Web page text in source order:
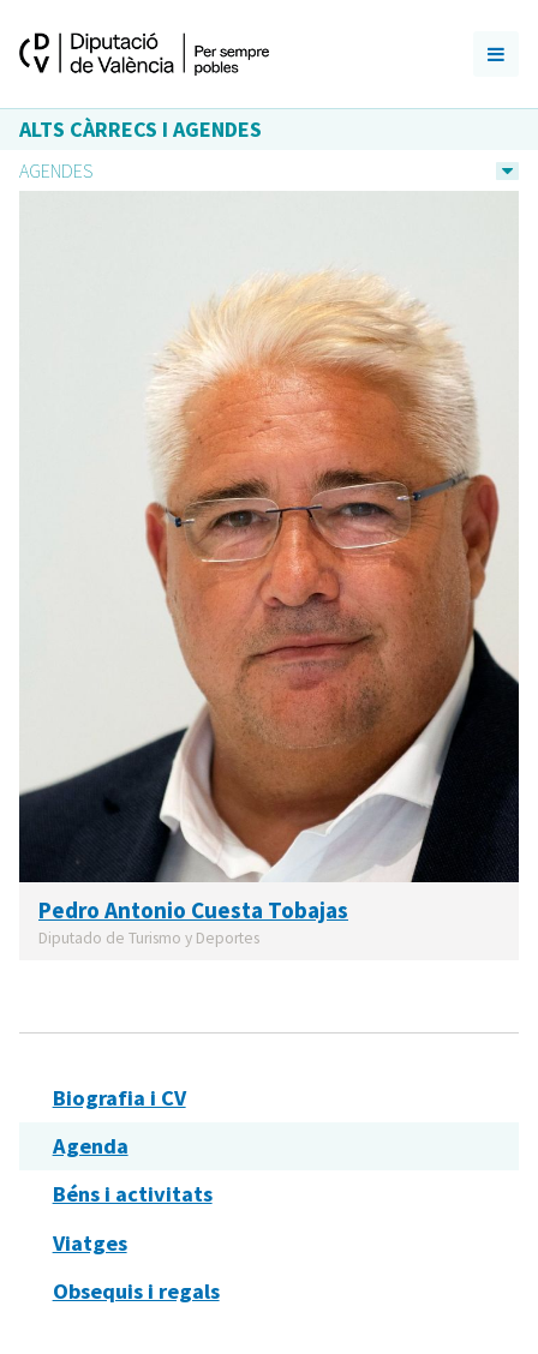
ALTS CÀRRECS I AGENDES
AGENDES
Pedro Antonio Cuesta Tobajas
Diputado de Turismo y Deportes
Biografia i CV
Agenda
Béns i activitats
Viatges
Obsequis i regals